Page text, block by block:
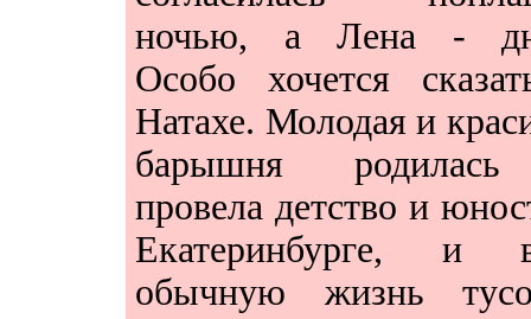
ночью, а Лена -
Особо хочется
Натахе. Молодая и
барышня
провела детство и
Екатеринбурге, и
обычную жизнь